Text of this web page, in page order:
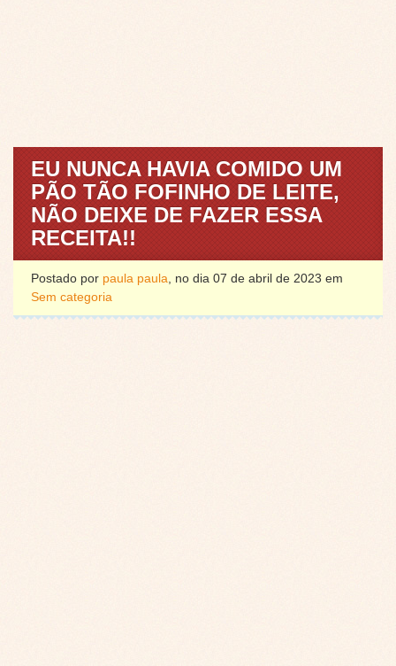
EU NUNCA HAVIA COMIDO UM
PÃO TÃO FOFINHO DE LEITE,
NÃO DEIXE DE FAZER ESSA
RECEITA!!
Postado por paula paula, no dia 07 de abril de 2023 em
Sem categoria